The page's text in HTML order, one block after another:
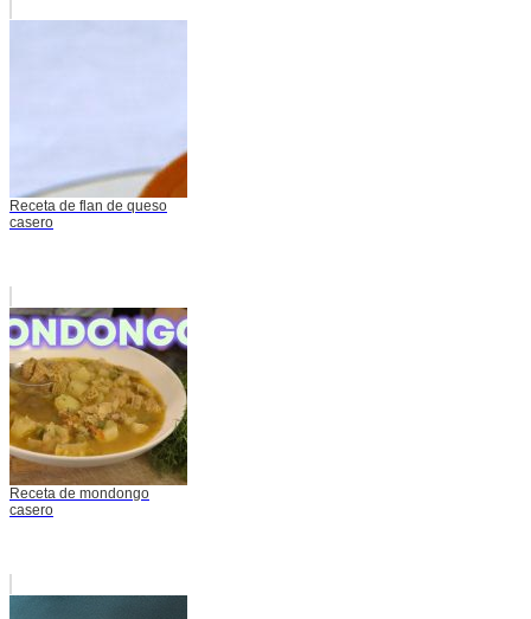
Receta de flan de queso
casero
Receta de mondongo
casero